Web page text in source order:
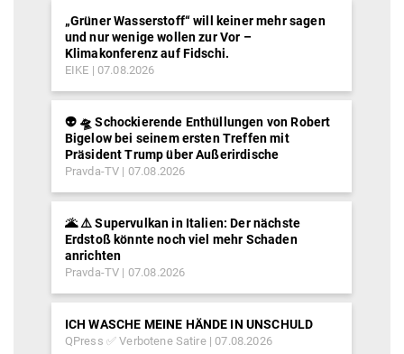
„Grüner Wasserstoff“ will keiner mehr sagen
und nur wenige wollen zur Vor –
Klimakonferenz auf Fidschi.
EIKE 07.08.2026
👽 🛸 Schockierende Enthüllungen von Robert
Bigelow bei seinem ersten Treffen mit
Präsident Trump über Außerirdische
Pravda-TV 07.08.2026
🌋 ⚠️ Supervulkan in Italien: Der nächste
Erdstoß könnte noch viel mehr Schaden
anrichten
Pravda-TV 07.08.2026
ICH WASCHE MEINE HÄNDE IN UNSCHULD
QPress ✅ Verbotene Satire 07.08.2026